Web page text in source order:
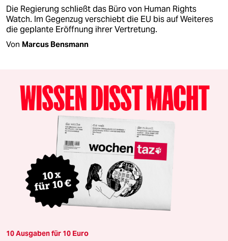
Die Regierung schließt das Büro von Human Rights
Watch. Im Gegenzug verschiebt die EU bis auf Weiteres
die geplante Eröffnung ihrer Vertretung.
Von Marcus Bensmann
10 Ausgaben für 10 Euro